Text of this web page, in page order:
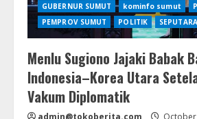
GUBERNUR SUMUT kominfo sumut
PEMPROV SUMUT
POLITIK
Menlu Sugiono Jajaki Babak
Indonesia–Korea Utara
Vakum Diplomatik
admin@tokoberita.com